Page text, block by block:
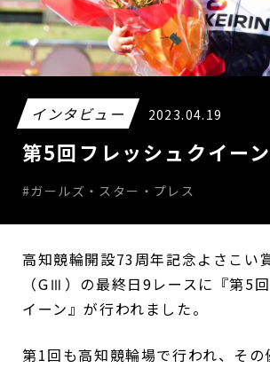
インタビュー 2023.04.19
第5回フレッシュクイーン
#ガールズ・スター・プレス
高知競輪開設73周年記念よさこい
（GⅢ）の最終日9レースに『第5
イーン』が行われました。
第1回も高知競輪場で行われ、そ